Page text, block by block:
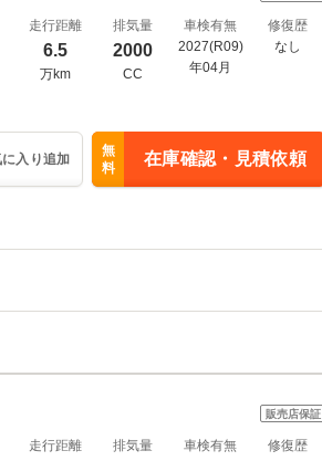
走行距離
6.5
万km
排気量
2000
CC
車検有無
2027(R09)
年04月
修復歴
なし
入り追加
無
料
在庫確認・見積依頼
販売店保証
走行距離 排気量
車検有無
修復歴